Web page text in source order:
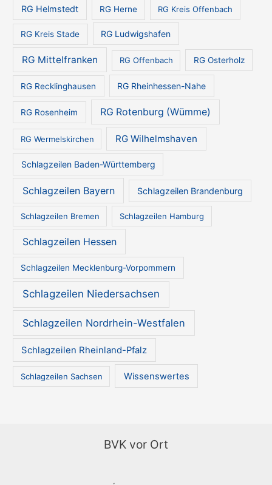
RG Helmstedt RG Herne RG Kreis Offenbach
RG Kreis Stade RG Ludwigshafen
RG Mittelfranken RG Offenbach RG Osterholz
RG Recklinghausen RG Rheinhessen-Nahe
RG Rosenheim RG Rotenburg (Wümme)
RG Wermelskirchen RG Wilhelmshaven
Schlagzeilen Baden-Württemberg
Schlagzeilen Bayern Schlagzeilen Brandenburg
Schlagzeilen Bremen Schlagzeilen Hamburg
Schlagzeilen Hessen
Schlagzeilen Mecklenburg-Vorpommern
Schlagzeilen Niedersachsen
Schlagzeilen Nordrhein-Westfalen
Schlagzeilen Rheinland-Pfalz
Schlagzeilen Sachsen Wissenswertes
BVK vor Ort